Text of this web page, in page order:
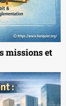
missions et